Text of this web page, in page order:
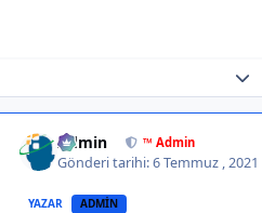
Admin ™ Admin
Gönderi tarihi:6 Temmuz , 2021
YAZAR ADMIN